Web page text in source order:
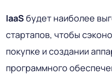
IaaSбудет наиболее
стартапов, чтобы
покупке и создании
программного